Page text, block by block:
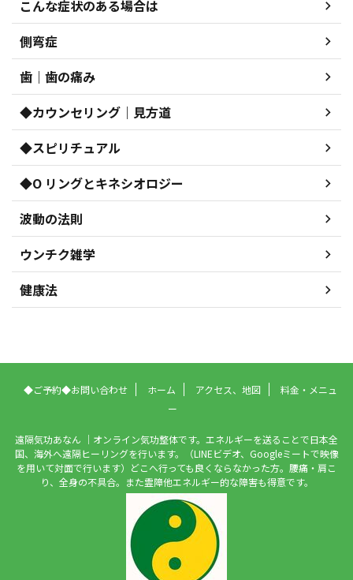
こんな症状のある場合は
側弯症
歯｜歯の痛み
◆カウンセリング｜見方道
◆スピリチュアル
◆O リングとキネシオロジー
波動の法則
ウンチク雑学
健康法
◆ご予約◆お問い合わせ ホーム アクセス、地図
料金・メニュ
ー
遠隔気功あなん ｜オンライン気功整体です。エネルギーを送ることで日本全
国、海外へ遠隔ヒーリングを行います。（LINEビデオ、Googleミートで映像
を用いて対面で行います）どこへ行っても良くならなかった方。腰痛・肩こ
り、全身の不具合。また霊障他エネルギー的な障害も得意です。